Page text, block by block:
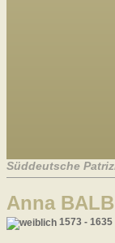
Süddeutsche
Anna
1573 -